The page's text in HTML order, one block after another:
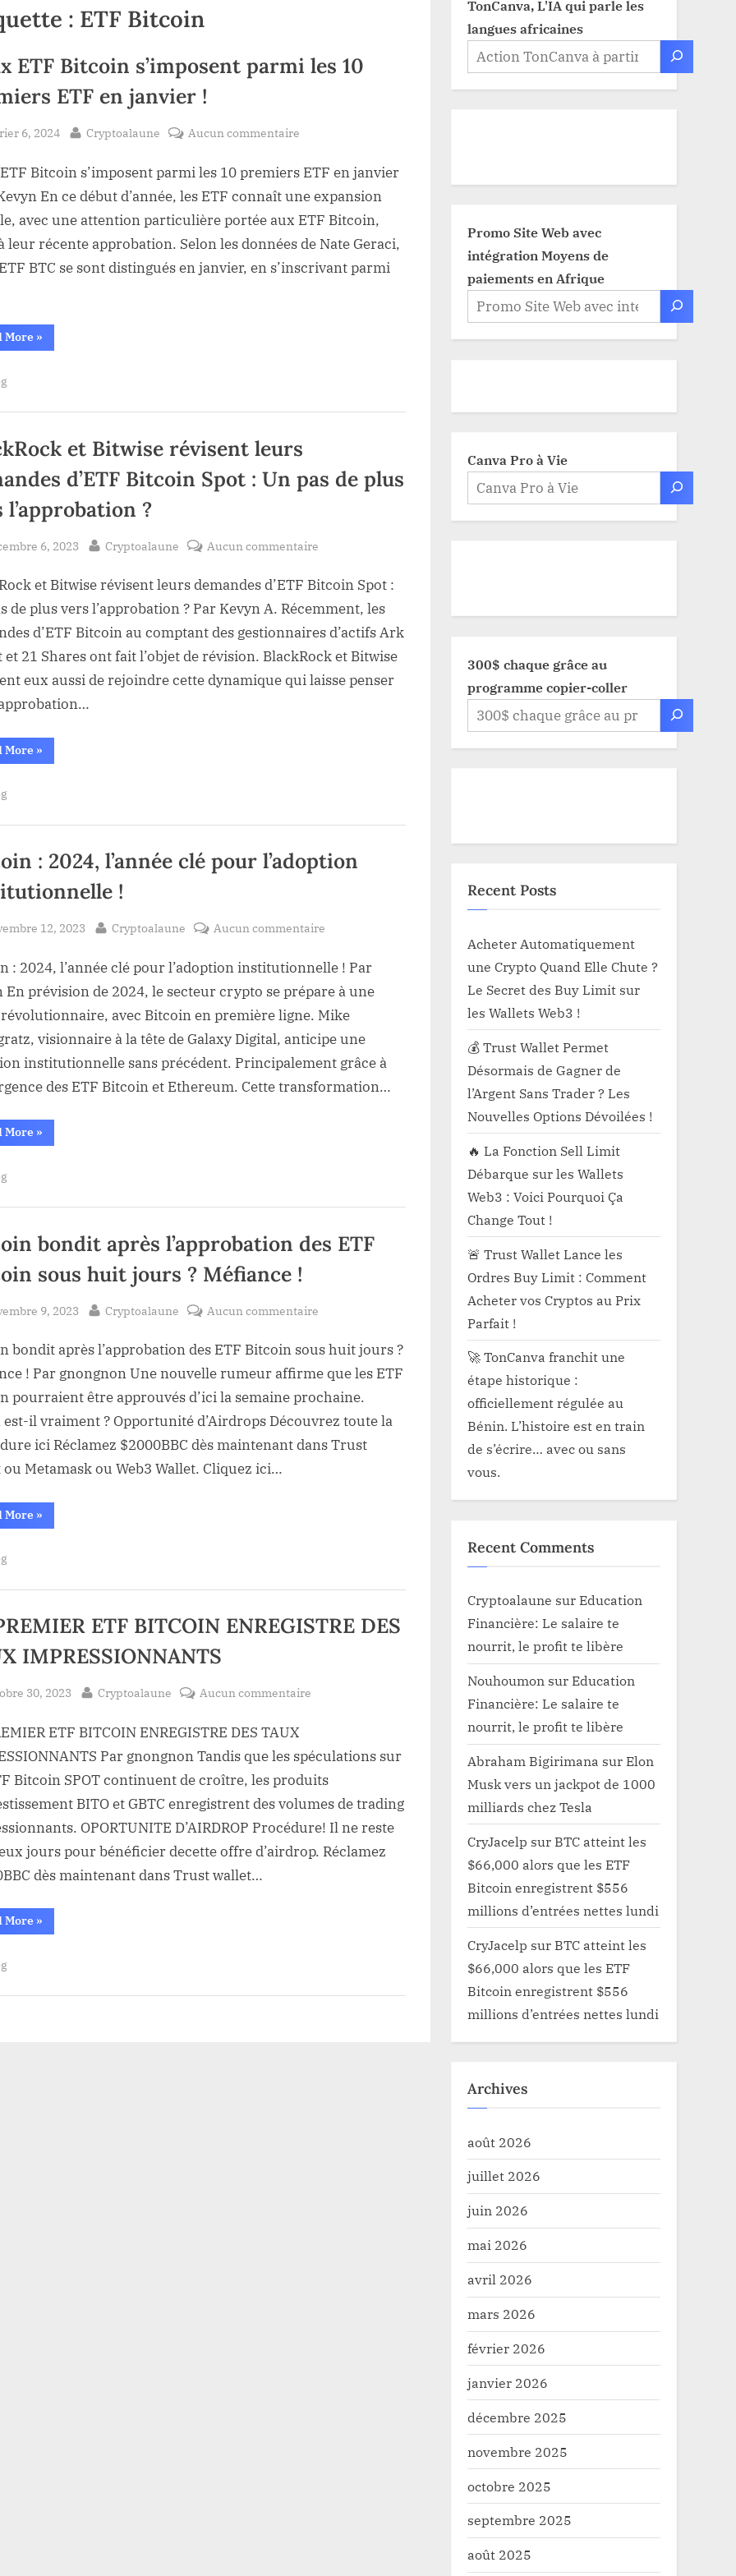
: ETF Bitcoin
ETF Bitcoin s’imposent parmi les 10
ETF en janvier !
6, 2024 By
Cryptoalaune Aucun commentaire
ETF
Bitcoin
s’imposent
parmi
10
Bitcoin s’imposent parmi les 10 premiers ETF en janvier
En ce début d’année, les ETF connaît une expansion
avec une attention particulière portée aux ETF Bitcoin,
leur récente approbation. Selon les données de Nate Geraci,
BTC se sont distingués en janvier, en s’inscrivant parmi
More“Deux
ETF
premiers
janvier
»
et Bitwise révisent leurs
d’ETF Bitcoin Spot : Un pas de plus
l’approbation ?
6, 2023 By
Cryptoalaune Aucun commentaire
et
Bitwise
révisent
leurs
d’ETF
vers
l’approbation
et Bitwise révisent leurs demandes d’ETF Bitcoin Spot :
de plus vers l’approbation ? Par Kevyn A. Récemment, les
d’ETF Bitcoin au comptant des gestionnaires d’actifs Ark
et 21 Shares ont fait l’objet de révision. BlackRock et Bitwise
eux aussi de rejoindre cette dynamique qui laisse penser
More“BlackRock
et
Bitcoin
Un
de
plus
l’approbation
?”
»
: 2024, l’année clé pour l’adoption
!
12, 2023 By
Cryptoalaune Aucun commentaire
:
2024,
l’année
pour
l’adoption
institutionnelle
: 2024, l’année clé pour l’adoption institutionnelle ! Par
En prévision de 2024, le secteur crypto se prépare à une
avec Bitcoin en première ligne. Mike
visionnaire à la tête de Galaxy Digital, anticipe une
institutionnelle sans précédent. Principalement grâce à
des ETF Bitcoin et Ethereum. Cette transformation…
More“Bitcoin
:
institutionnelle
»
bondit après l’approbation des ETF
sous huit jours ? Méfiance !
9, 2023 By
Cryptoalaune Aucun commentaire
bondit
après
l’approbation
Bitcoin
bondit après l’approbation des ETF Bitcoin sous huit jours ?
! Par gnongnon Une nouvelle rumeur affirme que les ETF
pourraient être approuvés d’ici la semaine prochaine.
est-il vraiment ? Opportunité d’Airdrops Découvrez toute la
ici Réclamez $2000BBC dès maintenant dans Trust
Metamask ou Web3 Wallet. Cliquez ici…
More“Bitcoin
bondit
sous
jours
?
!”
»
ETF BITCOIN ENREGISTRE DES
IMPRESSIONNANTS
30, 2023 By
Cryptoalaune Aucun commentaire
ETF
BITCOIN
ENREGISTRE
TAUX
IMPRESSIONNANTS
ETF BITCOIN ENREGISTRE DES TAUX
Par gnongnon Tandis que les spéculations sur
Bitcoin SPOT continuent de croître, les produits
BITO et GBTC enregistrent des volumes de trading
OPORTUNITE D’AIRDROP Procédure! Il ne reste
jours pour bénéficier decette offre d’airdrop. Réclamez
dès maintenant dans Trust wallet…
More“LE
PREMIER
IMPRESSIONNANTS”
»
TonCanva, L'IA qui parle les
langues africaines
Promo Site Web avec
intégration Moyens de
paiements en Afrique
Canva Pro à Vie
300$ chaque grâce au
programme copier-coller
Recent Posts
Acheter Automatiquement
une Crypto Quand Elle Chute ?
Le Secret des Buy Limit sur
les Wallets Web3 !
💰 Trust Wallet Permet
Désormais de Gagner de
l’Argent Sans Trader ? Les
Nouvelles Options Dévoilées !
🔥 La Fonction Sell Limit
Débarque sur les Wallets
Web3 : Voici Pourquoi Ça
Change Tout !
🚨 Trust Wallet Lance les
Ordres Buy Limit : Comment
Acheter vos Cryptos au Prix
Parfait !
🚀 TonCanva franchit une
étape historique :
officiellement régulée au
Bénin. L’histoire est en train
de s’écrire… avec ou sans
vous.
Recent Comments
Cryptoalaune surEducation
Financière: Le salaire te
nourrit, le profit te libère
Nouhoumon surEducation
Financière: Le salaire te
nourrit, le profit te libère
Abraham Bigirimana surElon
Musk vers un jackpot de 1000
milliards chez Tesla
CryJacelp surBTC atteint les
$66,000 alors que les ETF
Bitcoin enregistrent $556
millions d’entrées nettes lundi
CryJacelp surBTC atteint les
$66,000 alors que les ETF
Bitcoin enregistrent $556
millions d’entrées nettes lundi
Archives
août 2026
juillet 2026
juin 2026
mai 2026
avril 2026
mars 2026
février 2026
janvier 2026
décembre 2025
novembre 2025
octobre 2025
septembre 2025
août 2025